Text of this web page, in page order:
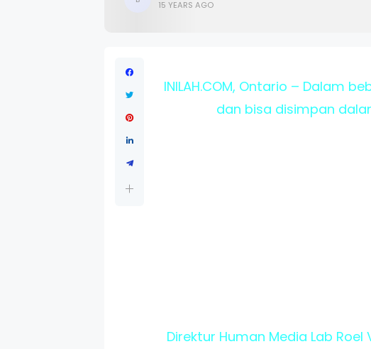
15 YEARS AGO
INILAH.COM, Ontario – Dalam
dan bisa disimpan
Direktur Human Media Lab